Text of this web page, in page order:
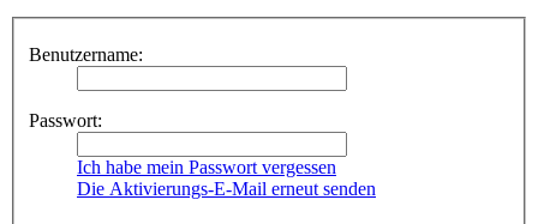
Benutzername:
Passwort:
Ich habe mein Passwort vergessen
Die Aktivierungs-E-Mail erneut senden